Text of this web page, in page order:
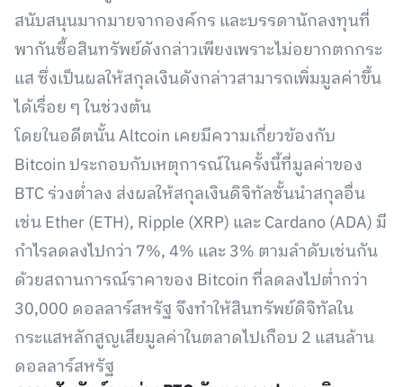
สนับสนุนมากมายจากองค์กร และบรรดานักลงทุนที่
พากันซื้อสินทรัพย์ดังกล่าวเพียงเพราะไม่อยากตกกระ
แส ซึ่งเป็นผลให้สกุลเงินดังกล่าวสามารถเพิ่มมูลค่าขึ้น
ได้เรื่อย ๆ ในช่วงต้น
โดยในอดีตนั้น Altcoin เคยมีความเกี่ยวข้องกับ
Bitcoin ประกอบกับเหตุการณ์ในครั้งนี้ที่มูลค่าของ
BTC ร่วงต่ำลง ส่งผลให้สกุลเงินดิจิทัลชั้นนำสกุลอื่น
เช่น Ether (ETH), Ripple (XRP) และ Cardano (ADA) มี
กำไรลดลงไปกว่า 7%, 4% และ 3% ตามลำดับเช่นกัน
ด้วยสถานการณ์ราคาของ Bitcoin ที่ลดลงไปต่ำกว่า
30,000 ดอลลาร์สหรัฐ จึงทำให้สินทรัพย์ดิจิทัลใน
กระแสหลักสูญเสียมูลค่าในตลาดไปเกือบ 2 แสนล้าน
ดอลลาร์สหรัฐ